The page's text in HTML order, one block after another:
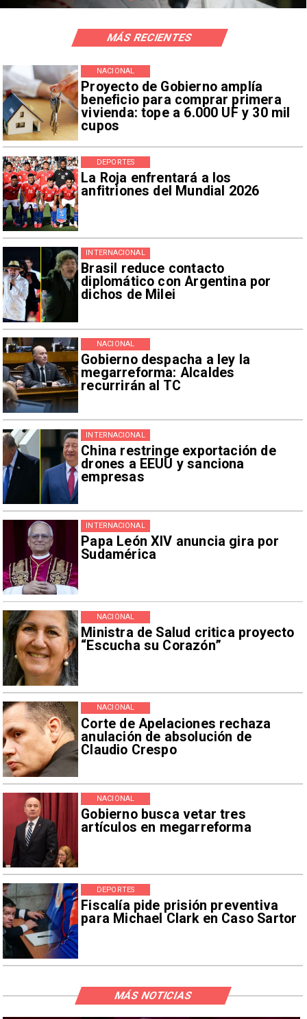
Proyecto de Gobierno amplía
beneficio para comprar primera
vivienda: tope a 6.000 UF y 30 mil
cupos
NACIONAL
La Roja enfrentará a los
anfitriones del Mundial 2026
DEPORTES
Brasil reduce contacto
diplomático con Argentina por
dichos de Milei
INTERNACIONAL
Gobierno despacha a ley la
megarreforma: Alcaldes
recurrirán al TC
NACIONAL
China restringe exportación de
drones a EEUU y sanciona
empresas
INTERNACIONAL
Papa León XIV anuncia gira por
Sudamérica
INTERNACIONAL
Ministra de Salud critica proyecto
“Escucha su Corazón”
NACIONAL
Corte de Apelaciones rechaza
anulación de absolución de
Claudio Crespo
NACIONAL
Gobierno busca vetar tres
artículos en megarreforma
NACIONAL
Fiscalía pide prisión preventiva
para Michael Clark en Caso Sartor
DEPORTES
MÁS RECIENTES
MÁS NOTICIAS